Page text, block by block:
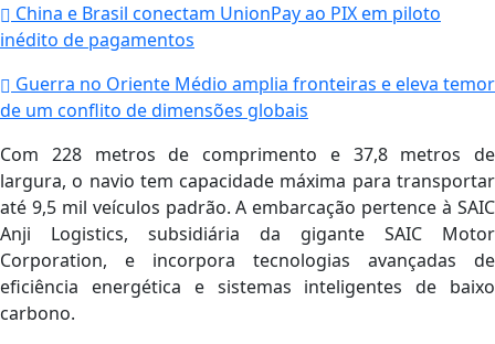
China e Brasil conectam UnionPay ao PIX em piloto
inédito de pagamentos
Guerra no Oriente Médio amplia fronteiras e eleva temor
de um conflito de dimensões globais
Com 228 metros de comprimento e 37,8 metros de
largura, o navio tem capacidade máxima para transportar
até 9,5 mil veículos padrão. A embarcação pertence à SAIC
Anji Logistics, subsidiária da gigante SAIC Motor
Corporation, e incorpora tecnologias avançadas de
eficiência energética e sistemas inteligentes de baixo
carbono.